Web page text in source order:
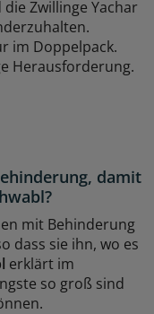
Zwillinge Yachar
im Doppelpack.
Herausforderung.
damit
mit Behinderung
dass sie ihn, wo es
erklärt im
so groß sind